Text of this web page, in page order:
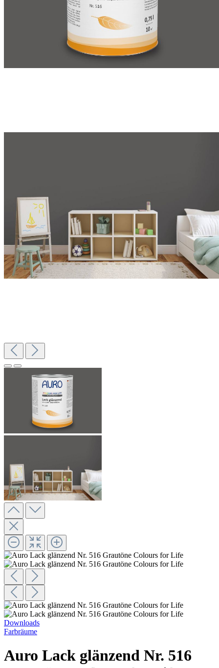
Downloads
Farbräume
Auro Lack glänzend Nr. 516